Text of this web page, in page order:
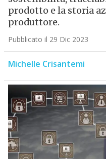
prodotto e la storia
produttore.
Pubblicato il 29 Dic 2023
Michelle Crisantemi